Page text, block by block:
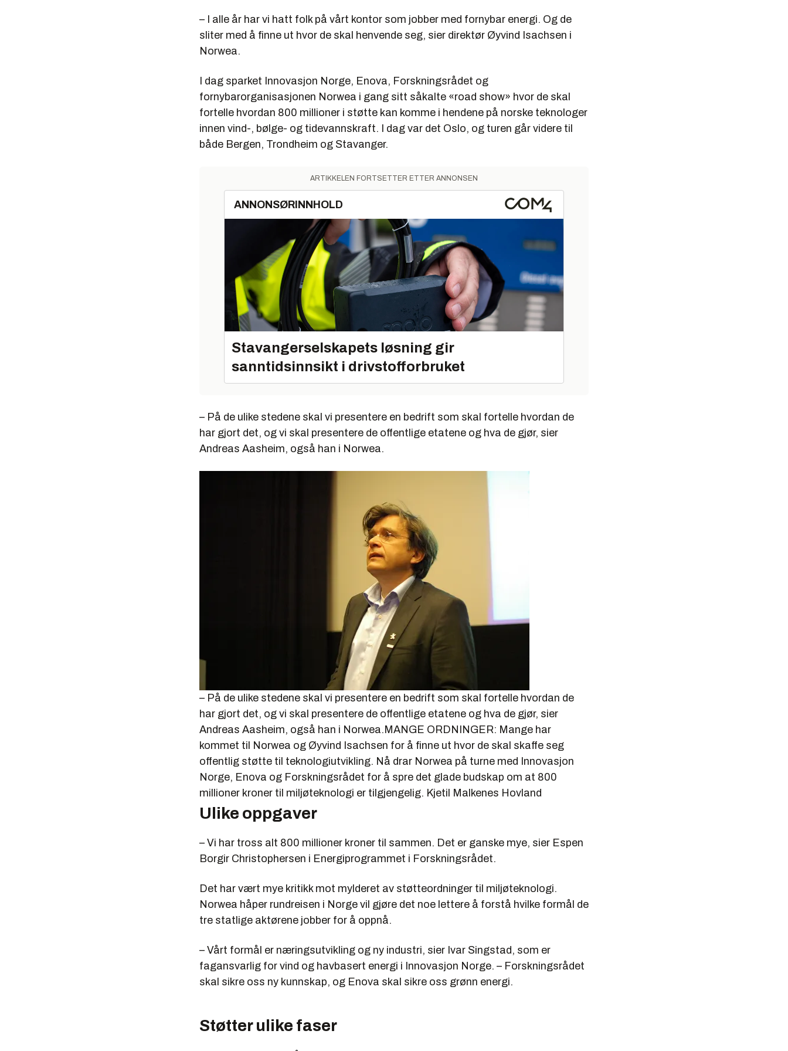
Måløy 22. juni
Stavanger 23. juni
Norwea har også invitert potensielle investorer i ny teknologi, som kraftselskaper, og
neon venturefond som kan si hva de leter etter når de vurderer innovative bedrifter og
teknologier
På hvert møte får også en teknologibedrift presentere sitt konsept, hva de har lykkes
med og ikke lykkes med, hvordan de har fått offentlig støtte og hva de trenger videre
– I alle år har vi hatt folk på vårt kontor som jobber med fornybar energi. Og de
sliter med å finne ut hvor de skal henvende seg, sier direktør Øyvind Isachsen i
Norwea.
I dag sparket Innovasjon Norge, Enova, Forskningsrådet og
fornybarorganisasjonen Norwea i gang sitt såkalte «road show» hvor de skal
fortelle hvordan 800 millioner i støtte kan komme i hendene på norske teknologer
innen vind-, bølge- og tidevannskraft. I dag var det Oslo, og turen går videre til
både Bergen, Trondheim og Stavanger.
ARTIKKELEN FORTSETTER ETTER ANNONSEN
ANNONSØRINNHOLD
Stavangerselskapets løsning gir
sanntidsinnsikt i drivstofforbruket
– På de ulike stedene skal vi presentere en bedrift som skal fortelle hvordan de
har gjort det, og vi skal presentere de offentlige etatene og hva de gjør, sier
Andreas Aasheim, også han i Norwea.
– På de ulike stedene skal vi presentere en bedrift som skal fortelle hvordan de
har gjort det, og vi skal presentere de offentlige etatene og hva de gjør, sier
Andreas Aasheim, også han i Norwea.MANGE ORDNINGER: Mange har
kommet til Norwea og Øyvind Isachsen for å finne ut hvor de skal skaffe seg
offentlig støtte til teknologiutvikling. Nå drar Norwea på turne med Innovasjon
Norge, Enova og Forskningsrådet for å spre det glade budskap om at 800
millioner kroner til miljøteknologi er tilgjengelig. Kjetil Malkenes Hovland
Ulike oppgaver
– Vi har tross alt 800 millioner kroner til sammen. Det er ganske mye, sier Espen
Borgir Christophersen i Energiprogrammet i Forskningsrådet.
Det har vært mye kritikk mot mylderet av støtteordninger til miljøteknologi.
Norwea håper rundreisen i Norge vil gjøre det noe lettere å forstå hvilke formål de
tre statlige aktørene jobber for å oppnå.
– Vårt formål er næringsutvikling og ny industri, sier Ivar Singstad, som er
fagansvarlig for vind og havbasert energi i Innovasjon Norge. – Forskningsrådet
skal sikre oss ny kunnskap, og Enova skal sikre oss grønn energi.
Støtter ulike faser